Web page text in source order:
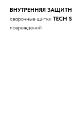
ВНУТРЕННЯЯ
сварочные щитки TECH
повреждений